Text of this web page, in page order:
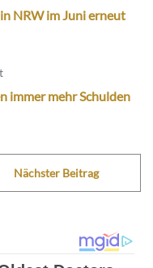
NRW im Juni erneut
immer mehr Schulden
Nächster Beitrag